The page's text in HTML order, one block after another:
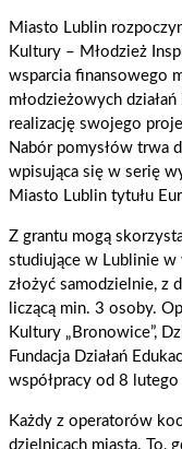
Miasto Lublin
Kultury – Młodzież
wsparcia finansowego
młodzieżowych
realizację swojego
Nabór pomysłów trwa
wpisująca się w serię
Miasto Lublin tytułu
Z grantu mogą
studiujące w Lublinie
złożyć samodzielnie, z
liczącą min. 3 osoby.
Kultury „Bronowice”,
Fundacja Działań
współpracy od 8 lutego
Każdy z operatorów
dzielnicach miasta. To,